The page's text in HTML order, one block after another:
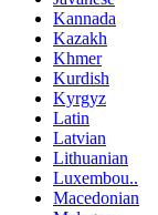
Kannada
Kazakh
Khmer
Kurdish
Kyrgyz
Latin
Latvian
Lithuanian
Luxembou..
Macedonian